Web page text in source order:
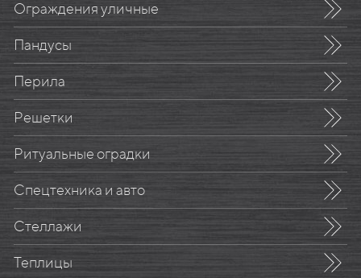
Ограждения уличные
Пандусы
Перила
Решетки
Ритуальные оградки
Спецтехника и авто
Стеллажи
Теплицы